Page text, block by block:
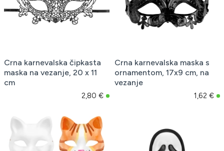
Crna karnevalska čipkasta
maska na vezanje, 20 x 11
cm
2,80 €
Crna karnevalska maska s
ornamentom, 17x9 cm, na
vezanje
1,62 €